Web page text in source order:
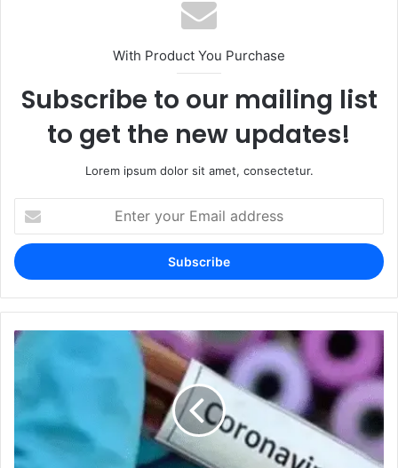
With Product You Purchase
Subscribe to our mailing list
to get the new updates!
Lorem ipsum dolor sit amet, consectetur.